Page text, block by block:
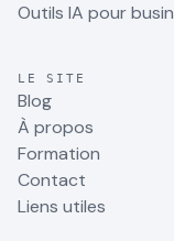
Outils IA pour
LE SITE
Blog
À propos
Formation
Contact
Liens utiles